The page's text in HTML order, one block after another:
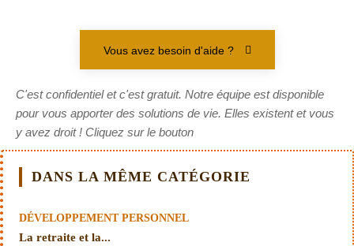
Vous avez besoin d'aide ?
C'est confidentiel et c'est gratuit. Notre équipe est disponible
pour vous apporter des solutions de vie. Elles existent et vous
y avez droit ! Cliquez sur le bouton
DANS LA MÊME CATÉGORIE
DÉVELOPPEMENT PERSONNEL
La retraite et la...